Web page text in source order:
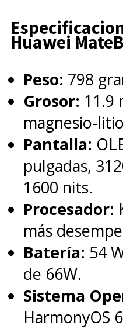
Huawei
Peso: 798
Grosor: 11.9
magnesio-
Pantalla:
pulgadas,
1600 nits.
Procesador:
más
Batería: 54
de 66W.
Sistema
HarmonyOS